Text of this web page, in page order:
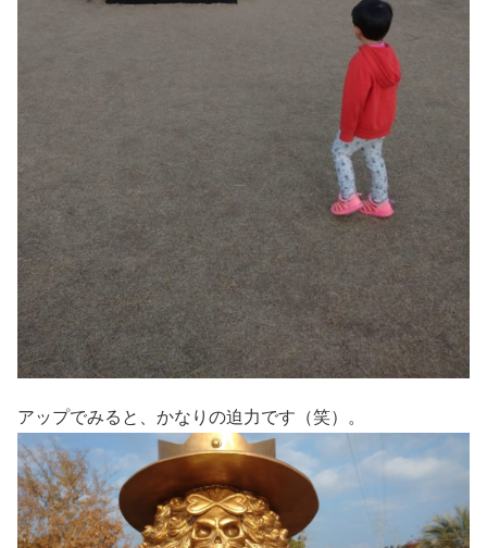
アップでみると、かなりの迫力です（笑）。